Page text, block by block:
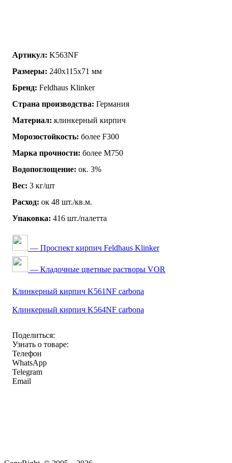
Артикул: K563NF
Размеры: 240х115х71 мм
Бренд: Feldhaus Klinker
Страна производства: Германия
Материал: клинкерный кирпич
Морозостойкость: более F300
Марка прочности: более М750
Водопоглощение: ок. 3%
Вес: 3 кг/шт
Расход: ок 48 шт./кв.м.
Упаковка: 416 шт./палетта
— Проспект кирпич Feldhaus Klinker
— Кладочные цветные растворы VOR
Клинкерный кирпич K561NF carbona
Клинкерный кирпич K564NF carbona
Поделиться:
Узнать о товаре:
Телефон
WhatsApp
Telegram
Email